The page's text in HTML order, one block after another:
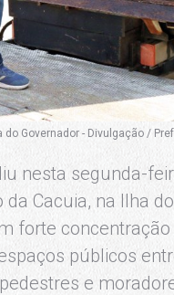
Governador - Divulgação /
nesta segunda-
Cacuia, na Ilha
forte
públicos
e